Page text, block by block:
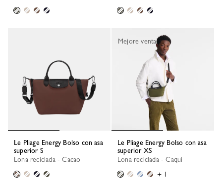
Le Pliage Energy Bolso con asa
superior S
Lona reciclada - Cacao
Le Pliage Energy Bolso con asa
superior XS
Lona reciclada - Caqui
+ 1
Mejore venta